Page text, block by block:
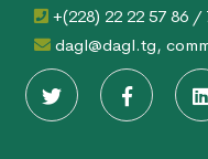
+(228) 22 22 57 86 /
dagl@dagl.tg,